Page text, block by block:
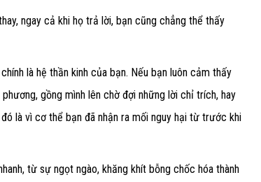
ngay cả khi họ trả lời, bạn cũng chẳng thể thấy
là hệ thần kinh của bạn. Nếu bạn luôn cảm thấy
gồng mình lên chờ đợi những lời chỉ trích, hay
là vì cơ thể bạn đã nhận ra mối nguy hại từ trước khi
từ sự ngọt ngào, khăng khít bỗng chốc hóa thành